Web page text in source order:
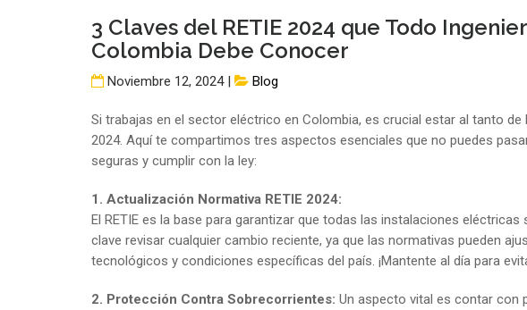
3 Claves del RETIE 2024 que Todo
Colombia Debe Conocer
Noviembre 12, 2024 | Blog
Si trabajas en el sector eléctrico en Colombia, es crucial estar al tanto
2024. Aquí te compartimos tres aspectos esenciales que no puedes
seguras y cumplir con la ley:
1. Actualización Normativa RETIE 2024:
El RETIE es la base para garantizar que todas las instalaciones
clave revisar cualquier cambio reciente, ya que las normativas pueden
tecnológicos y condiciones específicas del país. ¡Mantente al día para
2. Protección Contra Sobrecorrientes: Un aspecto vital es contar con